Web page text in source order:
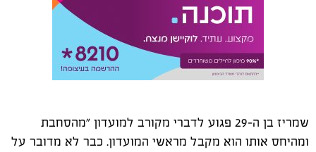
שמריז בן ה-29 פגוע לדברי מקורב למועדון "מהסחבת
ומהיחס אותו הוא מקבל מראשי המועדון. כבר לא מדובר על